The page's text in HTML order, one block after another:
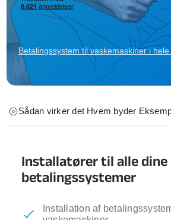
Betalingssystem til vaskemaskiner i
Sådan virker det Hvem byder
Installatører til alle dine
betalingssystemer
Installation af